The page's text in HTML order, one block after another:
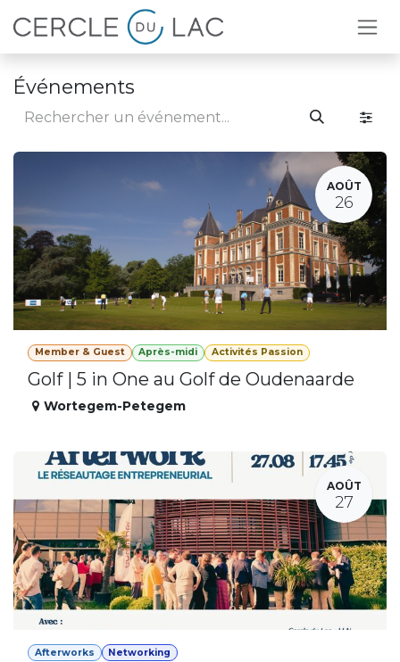
Se rendre au contenu
Événements
AOÛT
26
Member & Guest Après-midi Activités Passion
Golf | 5 in One au Golf de Oudenaarde
Wortegem-Petegem
AOÛT
27
Afterworks Networking